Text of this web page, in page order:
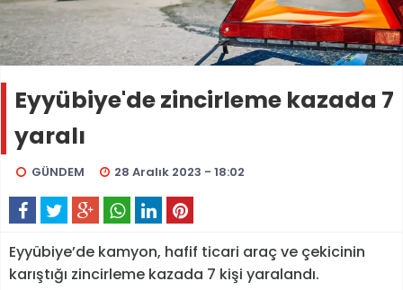
Eyyübiye'de zincirleme kazada 7
yaralı
GÜNDEM 28 Aralık 2023 - 18:02
Eyyübiye’de kamyon, hafif ticari araç ve çekicinin
karıştığı zincirleme kazada 7 kişi yaralandı.